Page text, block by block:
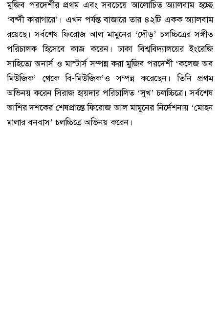
মুজিব পরদেশীর প্রথম এবং সবচেয়ে আলোচিত অ্যালবাম হচ্ছে
‘বন্দী কারাগারে’। এখন পর্যন্ত বাজারে তার ৪২টি একক অ্যালবাম
রয়েছে। সর্বশেষ ফিরোজ আল মামুনের ‘দৌড়’ চলচ্চিত্রের সঙ্গীত
পরিচালক হিসেবে কাজ করেন। ঢাকা বিশ্ববিদ্যালয়ের ইংরেজি
সাহিত্যে অনার্স ও মাস্টার্স সম্পন্ন করা মুজিব পরদেশী ‘কলেজ অব
মিউজিক’ থেকে বি-মিউজিক’ও সম্পন্ন করেছেন। তিনি প্রথম
অভিনয় করেন সিরাজ হায়দার পরিচালিত ‘সুখ’ চলচ্চিত্রে। সর্বশেষ
আশির দশকের শেষপ্রান্তে ফিরোজ আল মামুনের নির্দেশনায় ‘মোহন
মালার বনবাস’ চলচ্চিত্রে অভিনয় করেন।